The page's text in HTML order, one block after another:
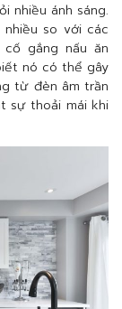
nhiều ánh sáng.
so với các
gắng nấu ăn
nó có thể gây
từ đèn âm trần
sự thoải mái khi